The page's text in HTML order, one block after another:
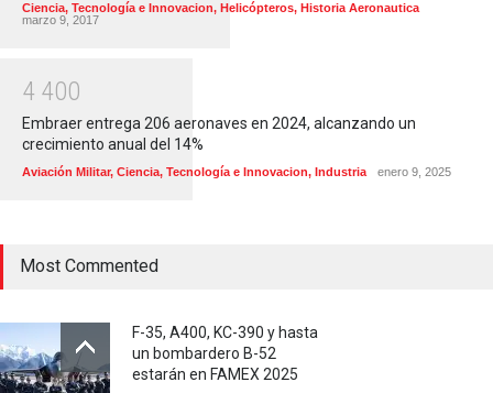
Ciencia, Tecnología e Innovacion, Helicópteros, Historia Aeronautica
marzo 9, 2017
4 400
Embraer entrega 206 aeronaves en 2024, alcanzando un
crecimiento anual del 14%
Aviación Militar, Ciencia, Tecnología e Innovacion, Industria enero 9, 2025
Most Commented
F-35, A400, KC-390 y hasta
un bombardero B-52
estarán en FAMEX 2025